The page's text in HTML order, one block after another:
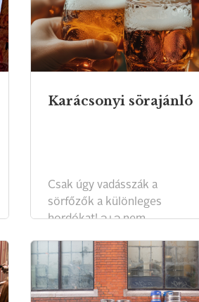
Karácsonyi sörajánló
Csak úgy vadásszák a
sörfőzők a különleges
hordókat! 3+3 nem
ajánlunk az ünnepekre.